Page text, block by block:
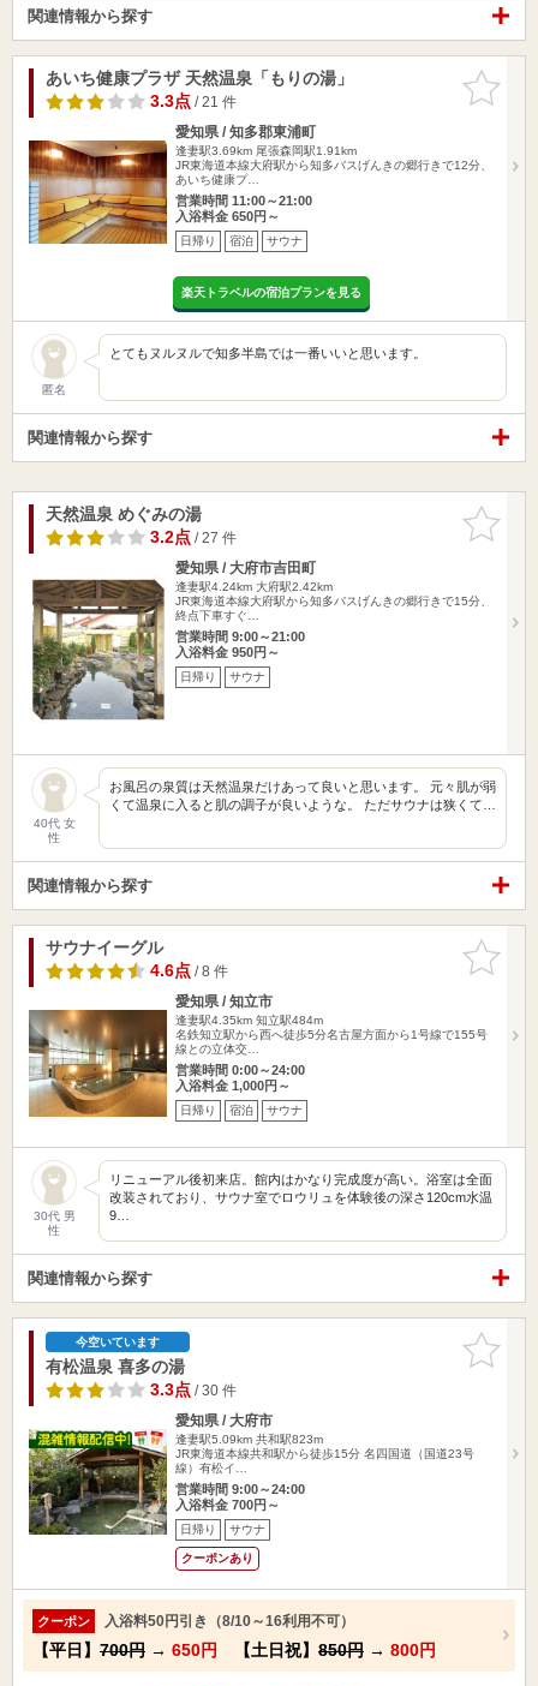
関連情報から探す
お気に入
りに追加
あいち健康プラザ 天然温泉「もりの湯」
3.3点/ 21 件
愛知県 / 知多郡東浦町
逢妻駅3.69km 尾張森岡駅1.91km
JR東海道本線大府駅から知多バスげんきの郷行きで12分、
あいち健康プ…
営業時間 11:00～21:00
入浴料金 650円～
日帰り 宿泊 サウナ
楽天トラベルの宿泊プランを見る
匿名
とてもヌルヌルで知多半島では一番いいと思います。
関連情報から探す
お気に入
りに追加
天然温泉 めぐみの湯
3.2点/ 27 件
愛知県 / 大府市吉田町
逢妻駅4.24km 大府駅2.42km
JR東海道本線大府駅から知多バスげんきの郷行きで15分、
終点下車すぐ…
営業時間 9:00～21:00
入浴料金 950円～
日帰り サウナ
40代 女
性
お風呂の泉質は天然温泉だけあって良いと思います。 元々肌が弱
くて温泉に入ると肌の調子が良いような。 ただサウナは狭くて…
関連情報から探す
お気に入
りに追加
サウナイーグル
4.6点/ 8 件
愛知県 / 知立市
逢妻駅4.35km 知立駅484m
名鉄知立駅から西へ徒歩5分名古屋方面から1号線で155号
線との立体交…
営業時間 0:00～24:00
入浴料金 1,000円～
日帰り 宿泊 サウナ
30代 男
性
リニューアル後初来店。館内はかなり完成度が高い。浴室は全面
改装されており、サウナ室でロウリュを体験後の深さ120cm水温
9…
関連情報から探す
お気に入
りに追加
今空いています
有松温泉 喜多の湯
3.3点/ 30 件
愛知県 / 大府市
逢妻駅5.09km 共和駅823m
JR東海道本線共和駅から徒歩15分 名四国道（国道23号
線）有松イ…
営業時間 9:00～24:00
入浴料金 700円～
日帰り サウナ
クーポンあり
クーポン 入浴料50円引き（8/10～16利用不可）
【平日】 700円 → 650円 【土日祝】 850円 → 800円